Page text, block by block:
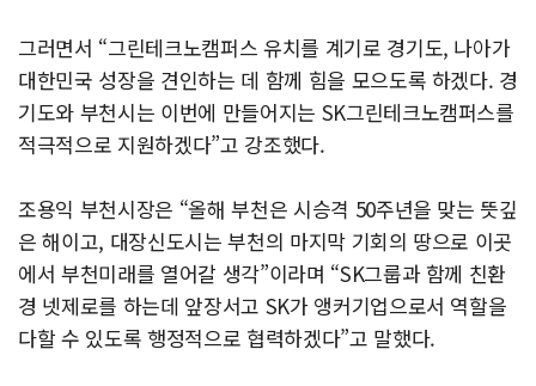
그러면서 “그린테크노캠퍼스 유치를 계기로 경기도, 나아가
대한민국 성장을 견인하는 데 함께 힘을 모으도록 하겠다. 경
기도와 부천시는 이번에 만들어지는 SK그린테크노캠퍼스를
적극적으로 지원하겠다”고 강조했다.
조용익 부천시장은 “올해 부천은 시승격 50주년을 맞는 뜻깊
은 해이고, 대장신도시는 부천의 마지막 기회의 땅으로 이곳
에서 부천미래를 열어갈 생각”이라며 “SK그룹과 함께 친환
경 넷제로를 하는데 앞장서고 SK가 앵커기업으로서 역할을
다할 수 있도록 행정적으로 협력하겠다”고 말했다.